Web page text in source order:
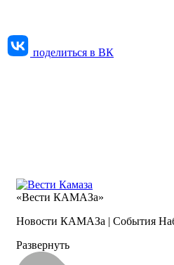
поделиться в ВК
«Вести КАМАЗа»
Новости КАМАЗа | События
Развернуть